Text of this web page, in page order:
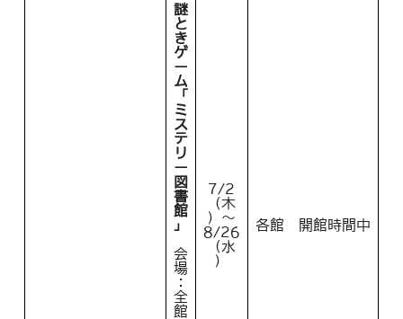
謎
と
き
ゲ
ー
ム
「
ミ
ス
テ
リ
ー
図
書
館
」
会
場
：
全
館
7/2
（木
）～
8/26
（水
）
各館 開館時間中